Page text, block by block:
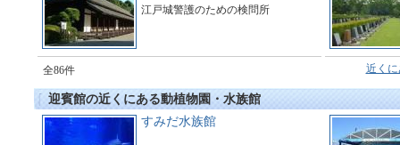
江戸城警護のための検問所
全86件 近く
迎賓館の近くにある動植物園・水族館
すみだ水族館